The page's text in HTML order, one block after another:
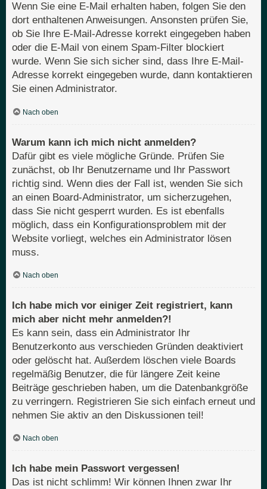
Wenn Sie eine E-Mail erhalten haben, folgen Sie den
dort enthaltenen Anweisungen. Ansonsten prüfen Sie,
ob Sie Ihre E-Mail-Adresse korrekt eingegeben haben
oder die E-Mail von einem Spam-Filter blockiert
wurde. Wenn Sie sich sicher sind, dass Ihre E-Mail-
Adresse korrekt eingegeben wurde, dann kontaktieren
Sie einen Administrator.
Nach oben
Warum kann ich mich nicht anmelden?
Dafür gibt es viele mögliche Gründe. Prüfen Sie
zunächst, ob Ihr Benutzername und Ihr Passwort
richtig sind. Wenn dies der Fall ist, wenden Sie sich
an einen Board-Administrator, um sicherzugehen,
dass Sie nicht gesperrt wurden. Es ist ebenfalls
möglich, dass ein Konfigurationsproblem mit der
Website vorliegt, welches ein Administrator lösen
muss.
Nach oben
Ich habe mich vor einiger Zeit registriert, kann
mich aber nicht mehr anmelden?!
Es kann sein, dass ein Administrator Ihr
Benutzerkonto aus verschieden Gründen deaktiviert
oder gelöscht hat. Außerdem löschen viele Boards
regelmäßig Benutzer, die für längere Zeit keine
Beiträge geschrieben haben, um die Datenbankgröße
zu verringern. Registrieren Sie sich einfach erneut und
nehmen Sie aktiv an den Diskussionen teil!
Nach oben
Ich habe mein Passwort vergessen!
Das ist nicht schlimm! Wir können Ihnen zwar Ihr